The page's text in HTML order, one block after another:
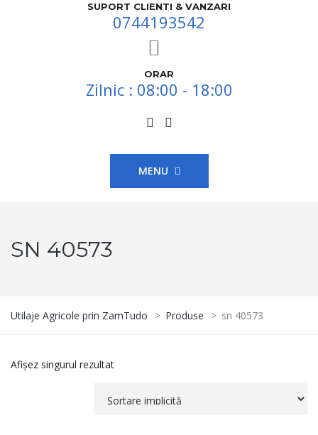
SUPORT CLIENTI & VANZARI
0744193542
ORAR
Zilnic : 08:00 - 18:00
MENU
SN 40573
Utilaje Agricole prin ZamTudo > Produse > sn 40573
Afișez singurul rezultat